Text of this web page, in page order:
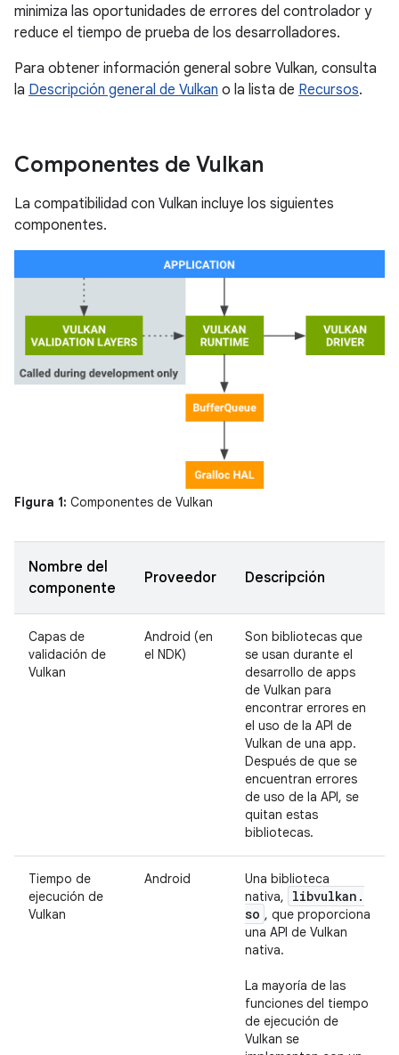
minimiza las oportunidades de errores del controlador y
reduce el tiempo de prueba de los desarrolladores.
Para obtener información general sobre Vulkan, consulta
la Descripción general de Vulkan o la lista de Recursos.
Componentes de Vulkan
La compatibilidad con Vulkan incluye los siguientes
componentes.
Figura 1: Componentes de Vulkan
Nombre del
componente
Proveedor Descripción
Capas de
validación de
Vulkan
Android (en
el NDK)
Son bibliotecas que
se usan durante el
desarrollo de apps
de Vulkan para
encontrar errores en
el uso de la API de
Vulkan de una app.
Después de que se
encuentran errores
de uso de la API, se
quitan estas
bibliotecas.
Tiempo de
ejecución de
Vulkan
Android
Una biblioteca
nativa,
libvulkan .
so , que proporciona
una API de Vulkan
nativa.
La mayoría de las
funciones del tiempo
de ejecución de
Vulkan se